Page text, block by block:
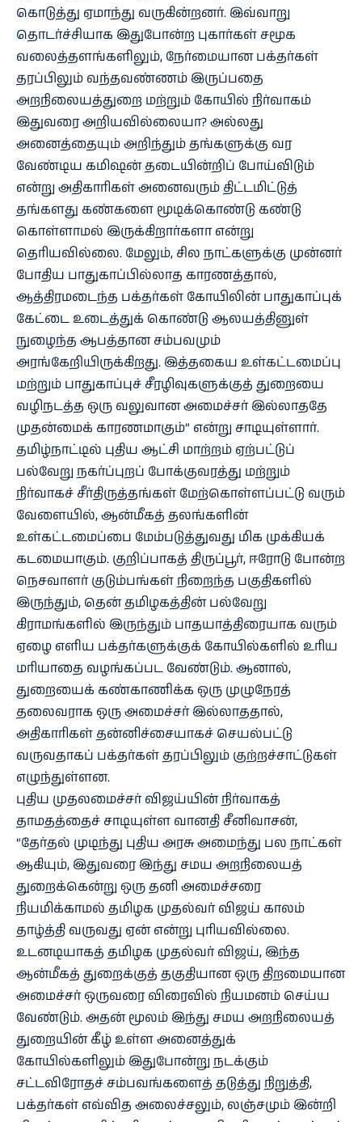
கொடுத்து ஏமாந்து வருகின்றனர். இவ்வாறு
தொடர்ச்சியாக இதுபோன்ற புகார்கள் சமூக
வலைத்தளங்களிலும், நேர்மையான பக்தர்கள்
தரப்பிலும் வந்தவண்ணம் இருப்பதை
அறநிலையத்துறை மற்றும் கோயில் நிர்வாகம்
இதுவரை அறியவில்லையா? அல்லது
அனைத்தையும் அறிந்தும் தங்களுக்கு வர
வேண்டிய கமிஷன் தடையின்றிப் போய்விடும்
என்று அதிகாரிகள் அனைவரும் திட்டமிட்டுத்
தங்களது கண்களை மூடிக்கொண்டு கண்டு
கொள்ளாமல் இருக்கிறார்களா என்று
தெரியவில்லை. மேலும், சில நாட்களுக்கு முன்னர்
போதிய பாதுகாப்பில்லாத காரணத்தால்,
ஆத்திரமடைந்த பக்தர்கள் கோயிலின் பாதுகாப்புக்
கேட்டை உடைத்துக் கொண்டு ஆலயத்தினுள்
நுழைந்த ஆபத்தான சம்பவமும்
அரங்கேறியிருக்கிறது. இத்தகைய உள்கட்டமைப்பு
மற்றும் பாதுகாப்புச் சீரழிவுகளுக்குத் துறையை
வழிநடத்த ஒரு வலுவான அமைச்சர் இல்லாததே
முதன்மைக் காரணமாகும்” என்று சாடியுள்ளார்.
தமிழ்நாட்டில் புதிய ஆட்சி மாற்றம் ஏற்பட்டுப்
பல்வேறு நகர்ப்புறப் போக்குவரத்து மற்றும்
நிர்வாகச் சீர்திருத்தங்கள் மேற்கொள்ளப்பட்டு வரும்
வேளையில், ஆன்மீகத் தலங்களின்
உள்கட்டமைப்பை மேம்படுத்துவது மிக முக்கியக்
கடமையாகும். குறிப்பாகத் திருப்பூர், ஈரோடு போன்ற
நெசவாளர் குடும்பங்கள் நிறைந்த பகுதிகளில்
இருந்தும், தென் தமிழகத்தின் பல்வேறு
கிராமங்களில் இருந்தும் பாதயாத்திரையாக வரும்
ஏழை எளிய பக்தர்களுக்குக் கோயில்களில் உரிய
மரியாதை வழங்கப்பட வேண்டும். ஆனால்,
துறையைக் கண்காணிக்க ஒரு முழுநேரத்
தலைவராக ஒரு அமைச்சர் இல்லாததால்,
அதிகாரிகள் தன்னிச்சையாகச் செயல்பட்டு
வருவதாகப் பக்தர்கள் தரப்பிலும் குற்றச்சாட்டுகள்
எழுந்துள்ளன.
புதிய முதலமைச்சர் விஜய்யின் நிர்வாகத்
தாமதத்தைச் சாடியுள்ள வானதி சீனிவாசன்,
“தேர்தல் முடிந்து புதிய அரசு அமைந்து பல நாட்கள்
ஆகியும், இதுவரை இந்து சமய அறநிலையத்
துறைக்கென்று ஒரு தனி அமைச்சரை
நியமிக்காமல் தமிழக முதல்வர் விஜய் காலம்
தாழ்த்தி வருவது ஏன் என்று புரியவில்லை.
உடனடியாகத் தமிழக முதல்வர் விஜய், இந்த
ஆன்மீகத் துறைக்குத் தகுதியான ஒரு திறமையான
அமைச்சர் ஒருவரை விரைவில் நியமனம் செய்ய
வேண்டும். அதன் மூலம் இந்து சமய அறநிலையத்
துறையின் கீழ் உள்ள அனைத்துக்
கோயில்களிலும் இதுபோன்று நடக்கும்
சட்டவிரோதச் சம்பவங்களைத் தடுத்து நிறுத்தி,
பக்தர்கள் எவ்வித அலைச்சலும், லஞ்சமும் இன்றி